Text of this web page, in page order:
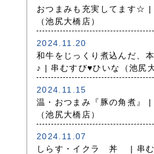
おつまみも充実してます☆ |
（池尻大橋店）
2024.11.20
和牛をじっくり煮込んだ、
♪ | 串むすび♥ひいな（池尻
2024.11.15
温・おつまみ『豚の角煮』
（池尻大橋店）
2024.11.07
しらす・イクラ 丼 | 串む